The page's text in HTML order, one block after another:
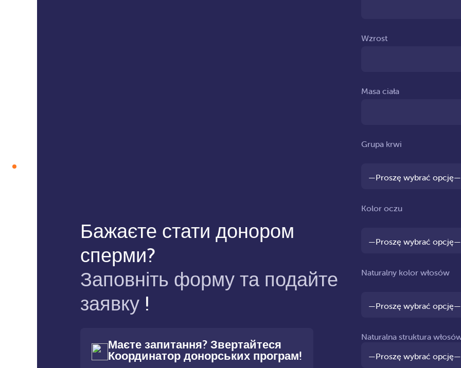
Бажаєте стати донором
сперми?
Заповніть форму та подайте
заявку !
Маєте запитання? Звертайтеся
Координатор донорських програм!
Wzrost
Masa ciała
Grupa krwi
Kolor oczu
Naturalny kolor włosów
Naturalna struktura